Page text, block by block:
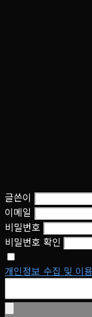
글쓴이
이메일
비밀번호
비밀번호 확인
개인정보 수집 및 이용